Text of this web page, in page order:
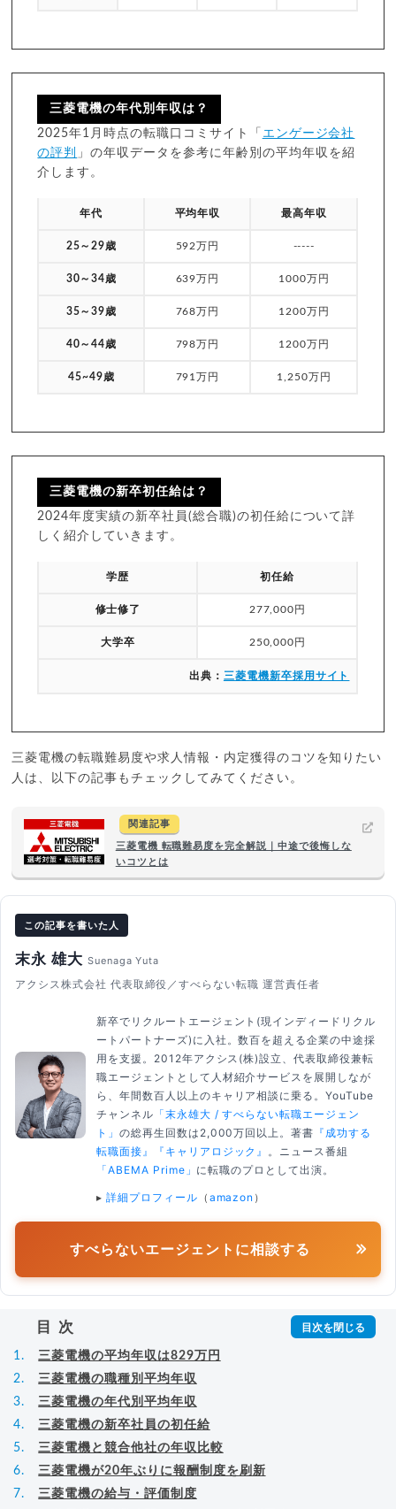
三菱電機の年代別年収は？
2025年1月時点の転職口コミサイト「 エンゲージ会社
の評判
」の年収データを参考に年齢別の平均年収を紹
介します。
年代 平均年収 最高年収
25～29歳 592万円 -----
30～34歳 639万円 1000万円
35～39歳 768万円 1200万円
40～44歳 798万円 1200万円
45~49歳 791万円 1,250万円
三菱電機の新卒初任給は？
2024年度実績の新卒社員(総合職)の初任給について詳
しく紹介していきます。
学歴 初任給
修士修了 277,000円
大学卒 250,000円
出典： 三菱電機新卒採用サイト
三菱電機の転職難易度や求人情報・内定獲得のコツを知りたい
人は、以下の記事もチェックしてみてください。
関連記事
三菱電機 転職難易度を完全解説｜中途で後悔しな
いコツとは
この記事を書いた人
末永 雄大 Suenaga Yuta
アクシス株式会社 代表取締役／すべらない転職 運営責任者
新卒でリクルートエージェント(現インディードリクル
ートパートナーズ)に入社。数百を超える企業の中途採
用を支援。2012年アクシス(株)設立、代表取締役兼転
職エージェントとして人材紹介サービスを展開しなが
ら、年間数百人以上のキャリア相談に乗る。YouTube
チャンネル 「末永雄大 / すべらない転職エージェン
ト」 の総再生回数は2,000万回以上。著書 『成功する
転職面接』
『キャリアロジック』
。ニュース番組
「ABEMA Prime」 に転職のプロとして出演。
▸ 詳細プロフィール （ amazon ）
すべらないエージェントに相談する
目次
三菱電機の平均年収は829万円
三菱電機の職種別平均年収
三菱電機の年代別平均年収
三菱電機の新卒社員の初任給
三菱電機と競合他社の年収比較
三菱電機が20年ぶりに報酬制度を刷新
三菱電機の給与・評価制度